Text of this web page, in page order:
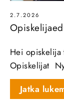
2.7.2026
Hei
Opiskelijat
Jatka